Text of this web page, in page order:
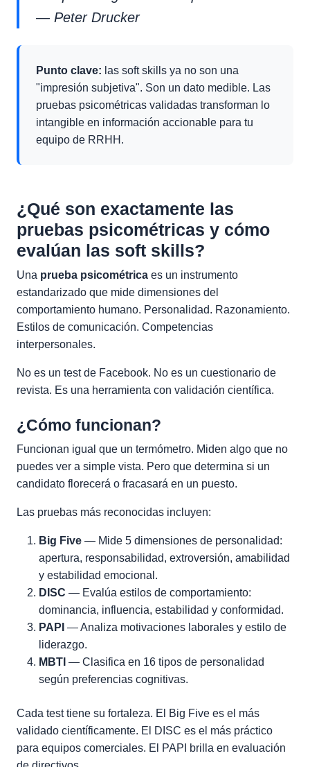
— Peter Drucker
Punto clave: las soft skills ya no son una
"impresión subjetiva". Son un dato medible. Las
pruebas psicométricas validadas transforman lo
intangible en información accionable para tu
equipo de RRHH.
¿Qué son exactamente las
pruebas psicométricas y cómo
evalúan las soft skills?
Una prueba psicométrica es un instrumento
estandarizado que mide dimensiones del
comportamiento humano. Personalidad. Razonamiento.
Estilos de comunicación. Competencias
interpersonales.
No es un test de Facebook. No es un cuestionario de
revista. Es una herramienta con validación científica.
¿Cómo funcionan?
Funcionan igual que un termómetro. Miden algo que no
puedes ver a simple vista. Pero que determina si un
candidato florecerá o fracasará en un puesto.
Las pruebas más reconocidas incluyen:
Big Five — Mide 5 dimensiones de personalidad:
apertura, responsabilidad, extroversión, amabilidad
y estabilidad emocional.
DISC — Evalúa estilos de comportamiento:
dominancia, influencia, estabilidad y conformidad.
PAPI — Analiza motivaciones laborales y estilo de
liderazgo.
MBTI — Clasifica en 16 tipos de personalidad
según preferencias cognitivas.
Cada test tiene su fortaleza. El Big Five es el más
validado científicamente. El DISC es el más práctico
para equipos comerciales. El PAPI brilla en evaluación